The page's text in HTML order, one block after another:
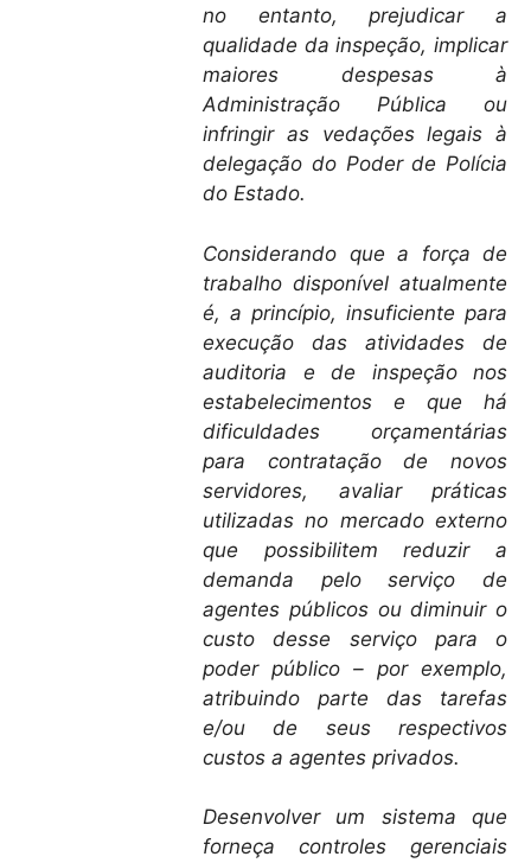
no entanto, prejudicar a
qualidade da inspeção, implicar
maiores despesas à
Administração Pública ou
infringir as vedações legais à
delegação do Poder de Polícia
do Estado.
Considerando que a força de
trabalho disponível atualmente
é, a princípio, insuficiente para
execução das atividades de
auditoria e de inspeção nos
estabelecimentos e que há
dificuldades orçamentárias
para contratação de novos
servidores, avaliar práticas
utilizadas no mercado externo
que possibilitem reduzir a
demanda pelo serviço de
agentes públicos ou diminuir o
custo desse serviço para o
poder público – por exemplo,
atribuindo parte das tarefas
e/ou de seus respectivos
custos a agentes privados.
Desenvolver um sistema que
forneça controles gerenciais